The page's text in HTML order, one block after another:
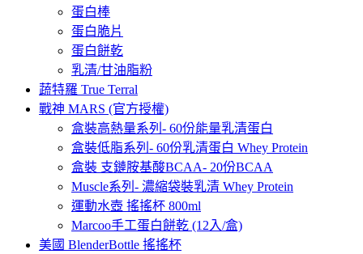
蛋白棒
蛋白脆片
蛋白餅乾
乳清/甘油脂粉
蔬特羅 True Terral
戰神 MARS (官方授權)
盒裝高熱量系列- 60份能量乳清蛋白
盒裝低脂系列- 60份乳清蛋白 Whey Protein
盒裝 支鏈胺基酸BCAA- 20份BCAA
Muscle系列- 濃縮袋裝乳清 Whey Protein
運動水壺 搖搖杯 800ml
Marcoo手工蛋白餅乾 (12入/盒)
美國 BlenderBottle 搖搖杯